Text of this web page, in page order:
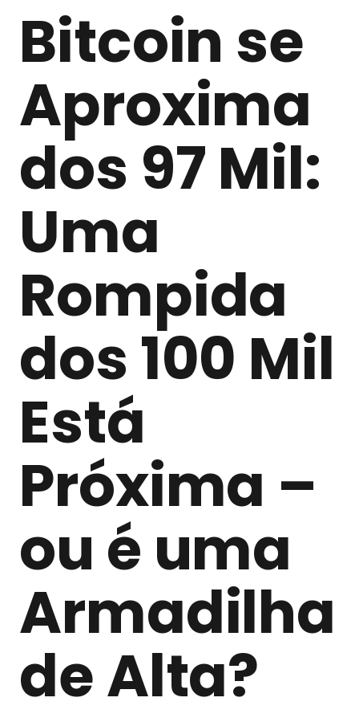
Bitcoin se
Aproxima
dos 97 Mil:
Uma
Rompida
dos 100 Mil
Está
Próxima –
ou é uma
Armadilha
de Alta?